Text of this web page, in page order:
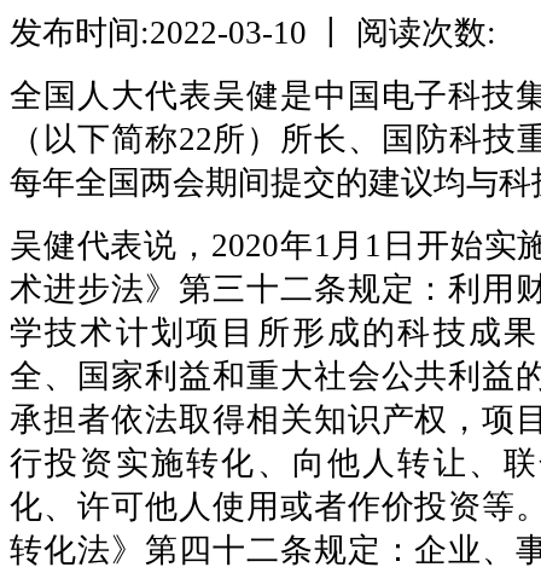
发布时间:2022-03-10 丨 阅读次数:
全国人大代表吴健是中国电子科技
（以下简称22所）所长、国防科技
每年全国两会期间提交的建议均与
吴健代表说，2020年1月1日开始实
术进步法》第三十二条规定：利用
学技术计划项目所形成的科技成
全、国家利益和重大社会公共利益
承担者依法取得相关知识产权，项
行投资实施转化、向他人转让、
化、许可他人使用或者作价投资等
转化法》第四十二条规定：企业、